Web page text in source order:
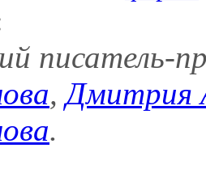
писатель-
,Дмитрия
.